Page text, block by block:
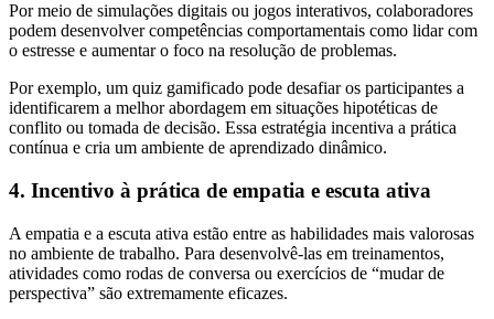
Por meio de simulações digitais ou jogos interativos, colaboradores
podem desenvolver competências comportamentais como lidar com
o estresse e aumentar o foco na resolução de problemas.
Por exemplo, um quiz gamificado pode desafiar os participantes a
identificarem a melhor abordagem em situações hipotéticas de
conflito ou tomada de decisão. Essa estratégia incentiva a prática
contínua e cria um ambiente de aprendizado dinâmico.
4. Incentivo à prática de empatia e escuta ativa
A empatia e a escuta ativa estão entre as habilidades mais valorosas
no ambiente de trabalho. Para desenvolvê-las em treinamentos,
atividades como rodas de conversa ou exercícios de “mudar de
perspectiva” são extremamente eficazes.